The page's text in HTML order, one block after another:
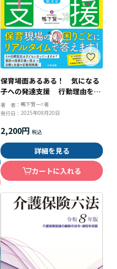
保育場面あるある！ 気になる
子への発達支援 行動理由をつ
かんで支援を劇的に変える
著 者： 鴨下賢一=著
発行日： 2025年08月20日
2,200円
詳細を見る
カートに入れる